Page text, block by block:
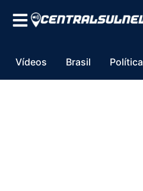
Vídeos Brasil Política